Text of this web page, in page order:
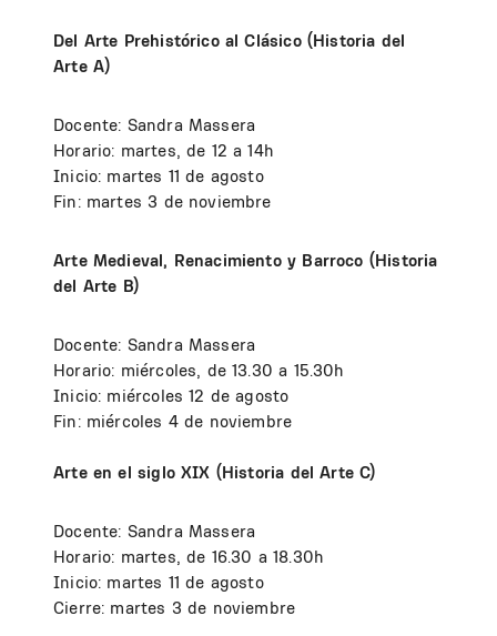
Del Arte Prehistórico al Clásico (Historia del
Arte A)
Docente: Sandra Massera
Horario: martes, de 12 a 14h
Inicio: martes 11 de agosto
Fin: martes 3 de noviembre
Arte Medieval, Renacimiento y Barroco (Historia
del Arte B)
Docente: Sandra Massera
Horario: miércoles, de 13.30 a 15.30h
Inicio: miércoles 12 de agosto
Fin: miércoles 4 de noviembre
Arte en el siglo XIX (Historia del Arte C)
Docente: Sandra Massera
Horario: martes, de 16.30 a 18.30h
Inicio: martes 11 de agosto
Cierre: martes 3 de noviembre